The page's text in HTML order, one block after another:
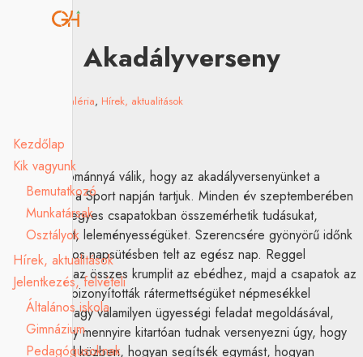
Kezdőlap
Kik vagyunk
Bemutatkozó
Munkatársak
Osztályok
Hírek, aktualitások
Jelentkezés, felvételi
Általános iskola
Gimnázium
Pedagógusoknak
Akadályverseny
Galéria, Hírek, aktualitások
Lassan hagyománnyá válik, hogy az akadályversenyünket a
Népmese és a Sport napján tartjuk. Minden év szeptemberében
a gyerekek vegyes csapatokban összemérhetik tudásukat,
ügyességüket, leleményességüket. Szerencsére gyönyörű időnk
volt, csodálatos napsütésben telt az egész nap. Reggel
megpucoltuk az összes krumplit az ebédhez, majd a csapatok az
akadályokon bizonyították rátermettségüket népmesékkel
kapcsolatos vagy valamilyen ügyességi feladat megoldásával,
továbbá, hogy mennyire kitartóan tudnak versenyezni úgy, hogy
nem felejtik el közben, hogyan segítsék egymást, hogyan